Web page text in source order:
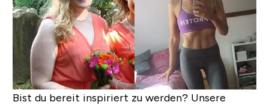
Bist du bereit inspiriert zu werden? Unsere